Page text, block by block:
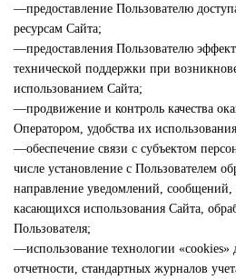
—предоставление Пользователю
ресурсам Сайта;
—предоставления Пользователю
технической поддержки при
использованием Сайта;
—продвижение и контроль качества
Оператором, удобства их
—обеспечение связи с субъектом
числе установление с Пользователем
направление уведомлений,
касающихся использования Сайта,
Пользователя;
—использование технологии «cookies»
отчетности, стандартных журналов